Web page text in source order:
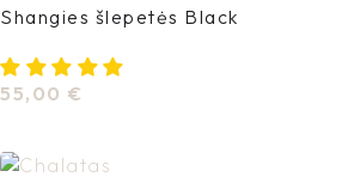
Shangies šlepetės Black
55,00 €